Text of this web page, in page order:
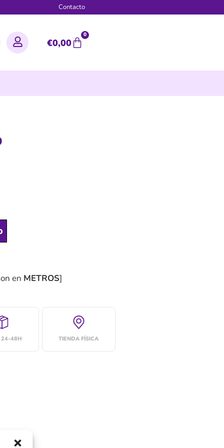
Contacto
€0,00
0
en METROS]
24-48H TIENDA FÍSICA